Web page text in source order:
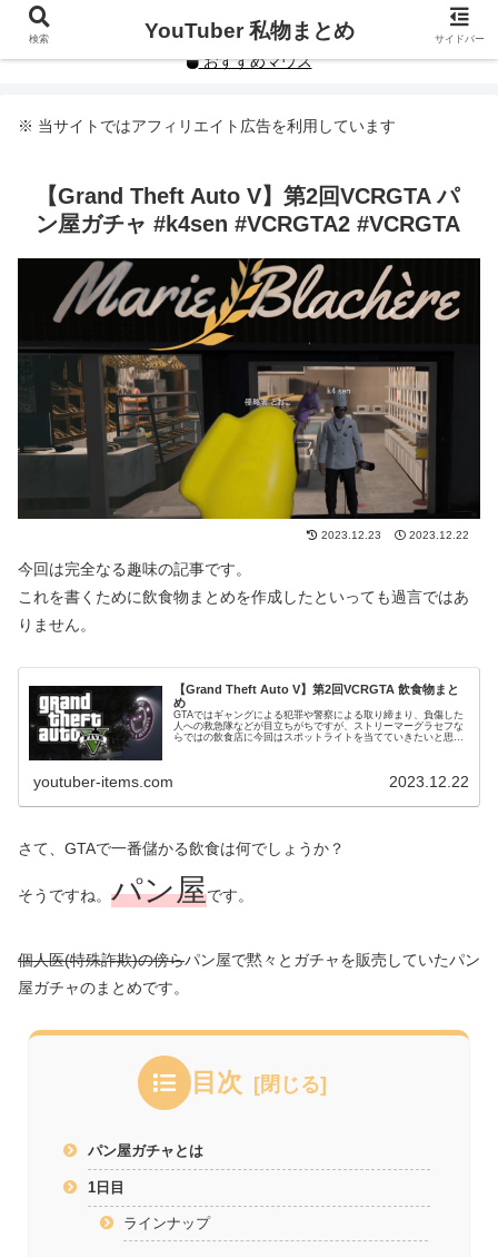
YouTuberや人気インフルエンサーの私物まとめです。
おすすめマウス
※ 当サイトではアフィリエイト広告を利用しています
【Grand Theft Auto V】第2回VCRGTA パ
ン屋ガチャ #k4sen #VCRGTA2 #VCRGTA
2023.12.23 2023.12.22
今回は完全なる趣味の記事です。
これを書くために飲食物まとめを作成したといっても過言ではあ
りません。
【Grand Theft Auto V】第2回VCRGTA 飲食物まと
め
GTAではギャングによる犯罪や警察による取り締まり、負傷した
人への救急隊などが目立ちがちですが、ストリーマーグラセフな
らではの飲食店に今回はスポットライトを当てていきたいと思い
youtuber-items.com 2023.12.22
さて、GTAで一番儲かる飲食は何でしょうか？
そうですね。 パン屋です。
個人医(特殊詐欺)の傍らパン屋で黙々とガチャを販売していたパン
屋ガチャのまとめです。
目次
パン屋ガチャとは
1日目
ラインナップ
検索 YouTuber 私物まとめ サイドバー